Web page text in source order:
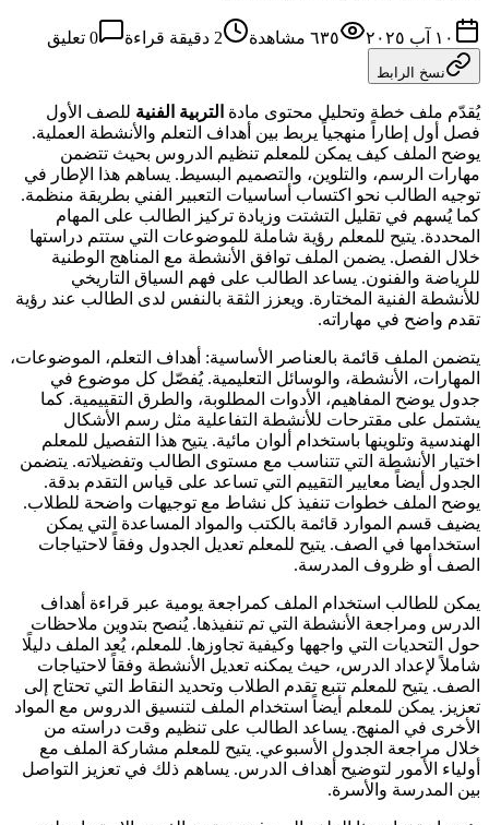
١٠ آب ٢٠٢٥ ٦٣٥ مشاهدة 2 دقيقة قراءة 0 تعليق
نسخ الرابط
يُقدّم ملف خطة وتحليل محتوى مادة التربية الفنية للصف الأول
فصل أول إطاراً منهجياً يربط بين أهداف التعلم والأنشطة العملية.
يوضح الملف كيف يمكن للمعلم تنظيم الدروس بحيث تتضمن
مهارات الرسم، والتلوين، والتصميم البسيط. يساهم هذا الإطار في
توجيه الطالب نحو اكتساب أساسيات التعبير الفني بطريقة منظمة.
كما يُسهم في تقليل التشتت وزيادة تركيز الطالب على المهام
المحددة. يتيح للمعلم رؤية شاملة للموضوعات التي ستتم دراستها
خلال الفصل. يضمن الملف توافق الأنشطة مع المناهج الوطنية
للرياضة والفنون. يساعد الطالب على فهم السياق التاريخي
للأنشطة الفنية المختارة. ويعزز الثقة بالنفس لدى الطالب عند رؤية
تقدم واضح في مهاراته.
يتضمن الملف قائمة بالعناصر الأساسية: أهداف التعلم، الموضوعات،
المهارات، الأنشطة، والوسائل التعليمية. يُفصّل كل موضوع في
جدول يوضح المفاهيم، الأدوات المطلوبة، والطرق التقييمية. كما
يشتمل على مقترحات للأنشطة التفاعلية مثل رسم الأشكال
الهندسية وتلوينها باستخدام ألوان مائية. يتيح هذا التفصيل للمعلم
اختيار الأنشطة التي تتناسب مع مستوى الطالب وتفضيلاته. يتضمن
الجدول أيضاً معايير التقييم التي تساعد على قياس التقدم بدقة.
يوضح الملف خطوات تنفيذ كل نشاط مع توجيهات واضحة للطلاب.
يضيف قسم الموارد قائمة بالكتب والمواد المساعدة التي يمكن
استخدامها في الصف. يتيح للمعلم تعديل الجدول وفقاً لاحتياجات
الصف أو ظروف المدرسة.
يمكن للطالب استخدام الملف كمراجعة يومية عبر قراءة أهداف
الدرس ومراجعة الأنشطة التي تم تنفيذها. يُنصح بتدوين ملاحظات
حول التحديات التي واجهها وكيفية تجاوزها. للمعلم، يُعد الملف دليلًا
شاملاً لإعداد الدرس، حيث يمكنه تعديل الأنشطة وفقاً لاحتياجات
الصف. يتيح للمعلم تتبع تقدم الطلاب وتحديد النقاط التي تحتاج إلى
تعزيز. يمكن للمعلم أيضاً استخدام الملف لتنسيق الدروس مع المواد
الأخرى في المنهج. يساعد الطالب على تنظيم وقت دراسته من
خلال مراجعة الجدول الأسبوعي. يتيح للمعلم مشاركة الملف مع
أولياء الأمور لتوضيح أهداف الدرس. يساهم ذلك في تعزيز التواصل
بين المدرسة والأسرة.